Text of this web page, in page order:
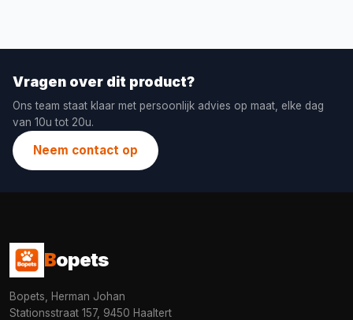
Vragen over dit product?
Ons team staat klaar met persoonlijk advies op maat, elke dag
van 10u tot 20u.
Neem contact op
Bopets
Bopets, Herman Johan
Stationsstraat 157, 9450 Haaltert